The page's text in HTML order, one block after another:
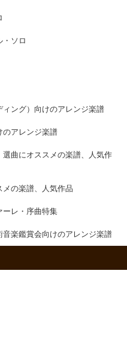
・ソロ
ング）向けのアレンジ楽譜
のアレンジ楽譜
曲にオススメの楽譜、人気作
の楽譜、人気作品
ーレ・序曲特集
楽鑑賞会向けのアレンジ楽譜